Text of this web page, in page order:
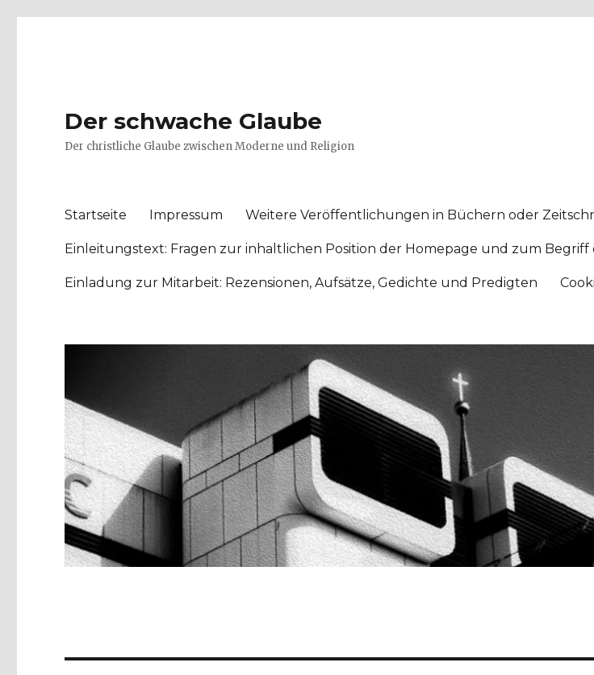
Der schwache Glaube
Der christliche Glaube zwischen Moderne und Religion
Startseite Impressum Weitere Veröffentlichungen in Büchern oder
Einleitungstext: Fragen zur inhaltlichen Position der Homepage und zum Begriff
Einladung zur Mitarbeit: Rezensionen, Aufsätze, Gedichte und Predigten